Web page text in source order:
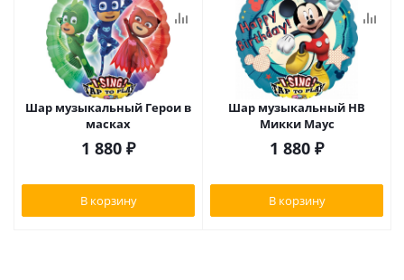
Шар музыкальный Герои в
масках
1 880 ₽
В корзину
Шар музыкальный HB
Микки Маус
1 880 ₽
В корзину